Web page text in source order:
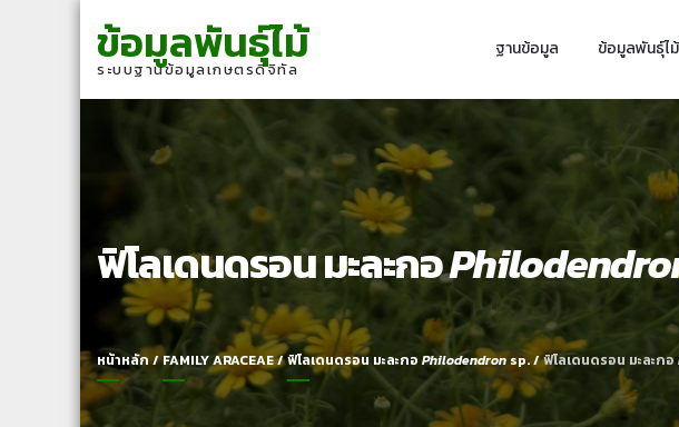
navigation
content
ข้อมูลพันธุ์ไม้
ระบบฐานข้อมูลเกษตรดิจิทัล
ฐานข้อมูล ข้อมูลพันธุ์ไม้
ฟิโลเดนดรอน มะละกอ
หน้าหลัก/FAMILY ARACEAE/ฟิโลเดนดรอน มะละกอ Philodendronsp./ฟิโลเดนดรอน มะละกอ